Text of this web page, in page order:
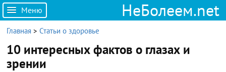
Меню НеБолеем.net
Главная >Статьи о здоровье
10 интересных фактов о глазах и
зрении